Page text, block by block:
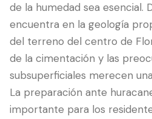
de la humedad sea esencial.
encuentra en la geología
del terreno del centro de
de la cimentación y las
subsuperficiales merecen
La preparación ante
importante para los